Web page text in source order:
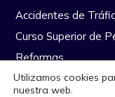
Accidentes de
Curso Superior de
Reformas
Utilizamos cookies
nuestra web.